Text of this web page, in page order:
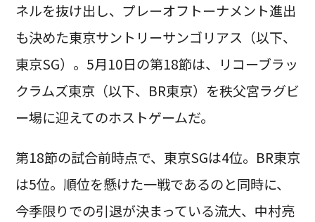
ネルを抜け出し、プレーオフトーナメント進出
も決めた東京サントリーサンゴリアス（以下、
東京SG）。5月10日の第18節は、リコーブラッ
クラムズ東京（以下、BR東京）を秩父宮ラグビ
ー場に迎えてのホストゲームだ。
第18節の試合前時点で、東京SGは4位。BR東京
は5位。順位を懸けた一戦であるのと同時に、
今季限りでの引退が決まっている流大、中村亮